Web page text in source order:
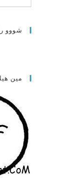
شووو
مين